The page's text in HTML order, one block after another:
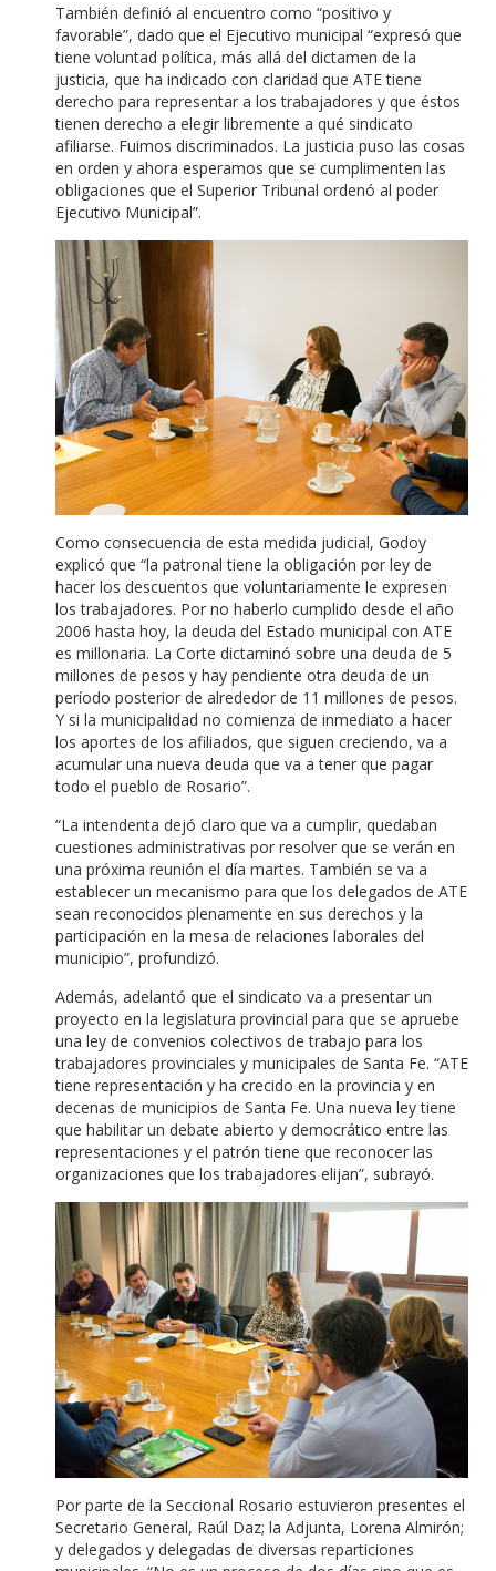
También definió al encuentro como “positivo y
favorable”, dado que el Ejecutivo municipal “expresó que
tiene voluntad política, más allá del dictamen de la
justicia, que ha indicado con claridad que ATE tiene
derecho para representar a los trabajadores y que éstos
tienen derecho a elegir libremente a qué sindicato
afiliarse. Fuimos discriminados. La justicia puso las cosas
en orden y ahora esperamos que se cumplimenten las
obligaciones que el Superior Tribunal ordenó al poder
Ejecutivo Municipal”.
Como consecuencia de esta medida judicial, Godoy
explicó que “la patronal tiene la obligación por ley de
hacer los descuentos que voluntariamente le expresen
los trabajadores. Por no haberlo cumplido desde el año
2006 hasta hoy, la deuda del Estado municipal con ATE
es millonaria. La Corte dictaminó sobre una deuda de 5
millones de pesos y hay pendiente otra deuda de un
período posterior de alrededor de 11 millones de pesos.
Y si la municipalidad no comienza de inmediato a hacer
los aportes de los afiliados, que siguen creciendo, va a
acumular una nueva deuda que va a tener que pagar
todo el pueblo de Rosario”.
“La intendenta dejó claro que va a cumplir, quedaban
cuestiones administrativas por resolver que se verán en
una próxima reunión el día martes. También se va a
establecer un mecanismo para que los delegados de ATE
sean reconocidos plenamente en sus derechos y la
participación en la mesa de relaciones laborales del
municipio”, profundizó.
Además, adelantó que el sindicato va a presentar un
proyecto en la legislatura provincial para que se apruebe
una ley de convenios colectivos de trabajo para los
trabajadores provinciales y municipales de Santa Fe. “ATE
tiene representación y ha crecido en la provincia y en
decenas de municipios de Santa Fe. Una nueva ley tiene
que habilitar un debate abierto y democrático entre las
representaciones y el patrón tiene que reconocer las
organizaciones que los trabajadores elijan”, subrayó.
Por parte de la Seccional Rosario estuvieron presentes el
Secretario General, Raúl Daz; la Adjunta, Lorena Almirón;
y delegados y delegadas de diversas reparticiones